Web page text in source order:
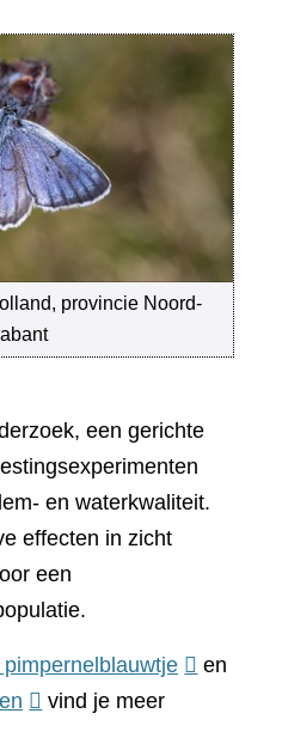
provincie Noord-
een gerichte
en waterkwaliteit.
effecten in zicht
een
(verwijst
en
(verwijst
vind je meer